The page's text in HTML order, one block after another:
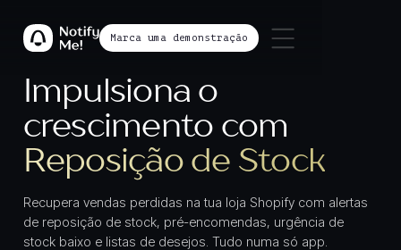
Marca uma demonstração
Impulsiona o
crescimento com
Lista de Desejos
Recupera vendas perdidas na tua loja Shopify com alertas
de reposição de stock, pré-encomendas, urgência de
stock baixo e listas de desejos. Tudo numa só app.